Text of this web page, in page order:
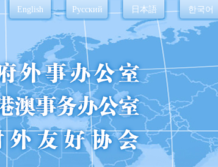
English Русский 日本語 한국어